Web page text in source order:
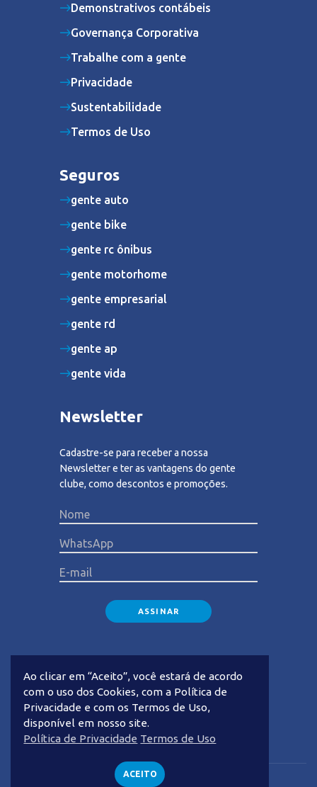
Demonstrativos contábeis
Governança Corporativa
Trabalhe com a gente
Privacidade
Sustentabilidade
Termos de Uso
Seguros
gente auto
gente bike
gente rc ônibus
gente motorhome
gente empresarial
gente rd
gente ap
gente vida
Newsletter
Cadastre-se para receber a nossa
Newsletter e ter as vantagens do gente
clube, como descontos e promoções.
Privacidade Termos de Uso
Ao clicar em “Aceito”, você estará de acordo
com o uso dos Cookies, com a Política de
Privacidade e com os Termos de Uso,
disponível em nosso site.
Política de Privacidade Termos de Uso
ACEITO